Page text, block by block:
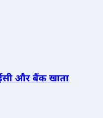
और बैंक खाता